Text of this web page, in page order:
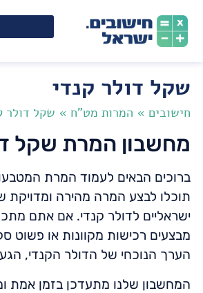
שקל דולר קנדי
חישובים » המרות מט"ח » שקל דולר
מחשבון המרת שקל
ברוכים הבאים לעמוד המרת
תוכלו לבצע המרה מהירה ומדויקת
ישראליים לדולר קנדי. אם אתם
מבצעים רכישות מקוונות או פשוט
הערך הנוכחי של הדולר הקנדי,
המחשבון שלנו מתעדכן בזמן אמת